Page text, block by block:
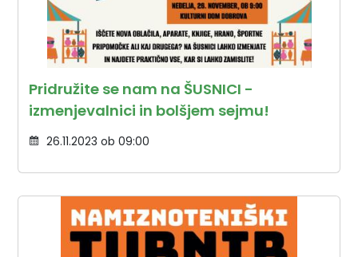
Pridružite se nam na ŠUSNICI -
izmenjevalnici in bolšjem sejmu!
26.11.2023 ob 09:00